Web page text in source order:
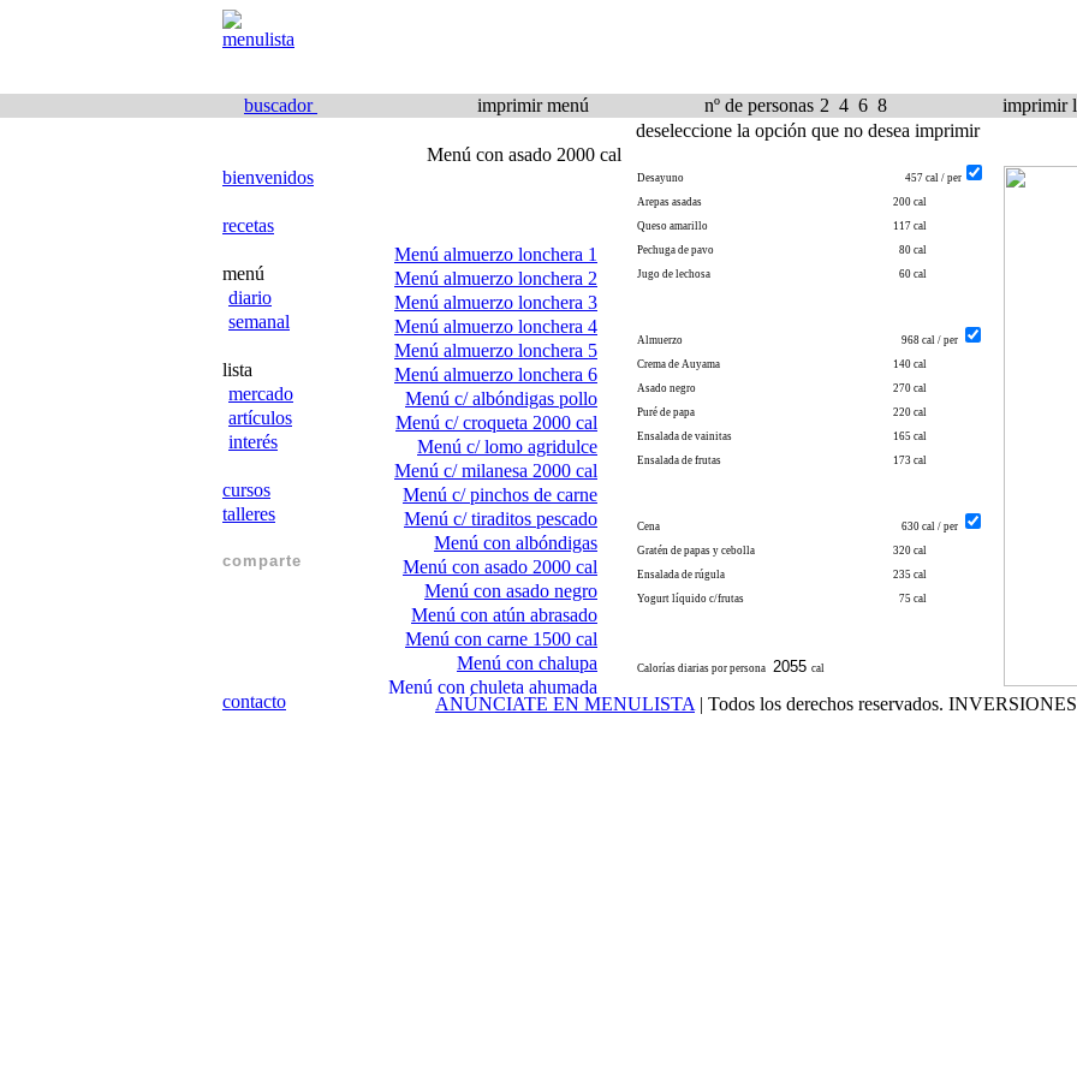
buscador imprimirmenú nº de personas 2 4 6 8 imprimir
Menú con asado 2000 cal
Menú almuerzo lonchera 1
Menú almuerzo lonchera 2
Menú almuerzo lonchera 3
Menú almuerzo lonchera 4
Menú almuerzo lonchera 5
Menú almuerzo lonchera 6
Menú c/ albóndigas pollo
Menú c/ croqueta 2000 cal
Menú c/ lomo agridulce
Menú c/ milanesa 2000 cal
Menú c/ pinchos de carne
Menú c/ tiraditos pescado
Menú con albóndigas
Menú con asado 2000 cal
Menú con asado negro
Menú con atún abrasado
Menú con carne 1500 cal
Menú con chalupa
Menú con chuleta ahumada
Menú con cochino 1500 cal
deseleccione la opción que no desea imprimir
Desayuno 457 cal / per
Arepas asadas
200 cal
Queso amarillo
117 cal
Pechuga de pavo
80 cal
Jugo de lechosa
60 cal
Almuerzo 968 cal / per
Crema de Auyama
140 cal
Asado negro
270 cal
Puré de papa
220 cal
Ensalada de vainitas
165 cal
Ensalada de frutas
173 cal
Cena 630 cal / per
Gratén de papas y cebolla
320 cal
Ensalada de rúgula
235 cal
Yogurt líquido c/frutas
75 cal
Calorías diarias por persona cal
ANÚNCIATE EN MENULISTA | Todos los derechos reservados.
bienvenidos
recetas
menú
diario
semanal
lista
mercado
artículos
interés
cursos
talleres
comparte
contacto